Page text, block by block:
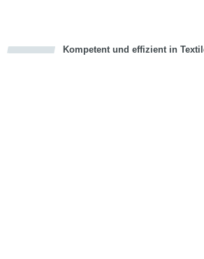
Kompetent und effizient in